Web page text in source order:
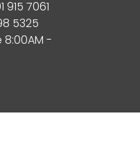
7061
5325
8:00AM -